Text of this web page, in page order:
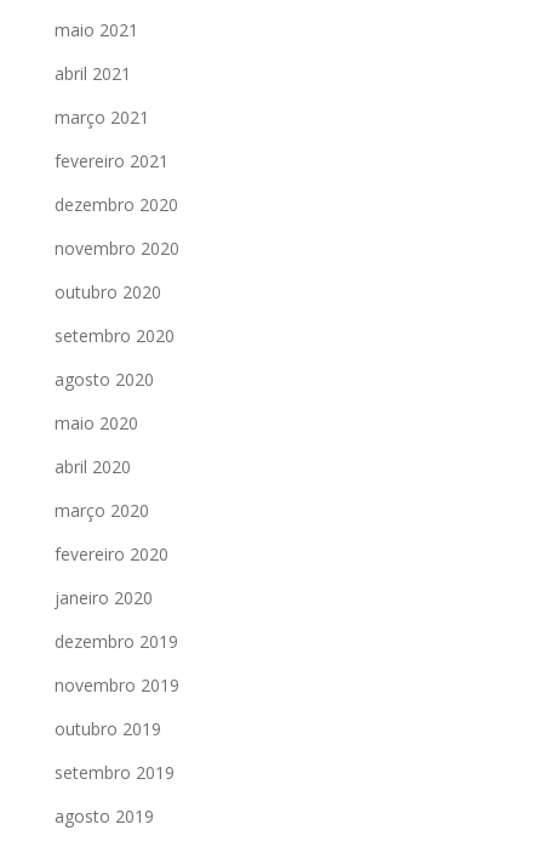
maio 2021
abril 2021
março 2021
fevereiro 2021
dezembro 2020
novembro 2020
outubro 2020
setembro 2020
agosto 2020
maio 2020
abril 2020
março 2020
fevereiro 2020
janeiro 2020
dezembro 2019
novembro 2019
outubro 2019
setembro 2019
agosto 2019